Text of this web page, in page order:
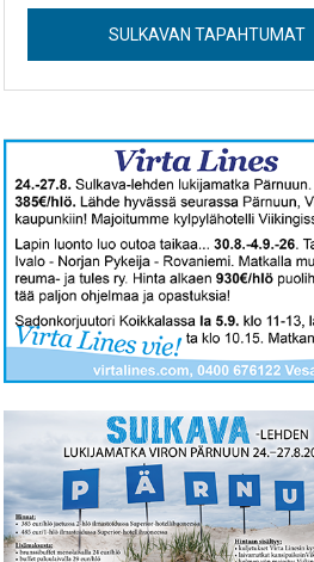
SULKAVAN TAPAHTUMAT